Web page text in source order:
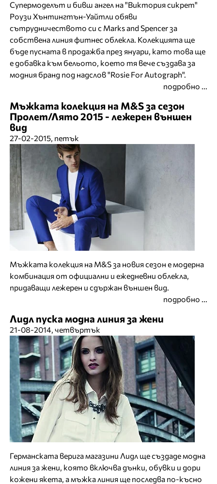
Супермоделът и бивш ангел на "Виктория сикрет"
Роузи Хънтингтън-Уайтли обяви
сътрудничеството си с Marks and Spencer за
собствена линия фитнес облекла. Колекцията ще
бъде пусната в продажба през януари, като това ще
е добавка към бельото, което тя вече създава за
модния бранд под надслов "Rosie For Autograph".
подробно ...
Мъжката колекция на M&S за сезон
Пролет/Лято 2015 - лежерен външен
вид
27-02-2015, петък
Мъжката колекция на M&S за новия сезон е модерна
комбинация от официални и ежедневни облекла,
придаващи лежерен и сдържан външен вид.
подробно ...
Лидл пуска модна линия за жени
21-08-2014, четвъртък
Германската верига магазини Лидл ще създаде модна
линия за жени, която включва дънки, обувки и дори
кожени якета, а мъжка линия ще последва по-късно